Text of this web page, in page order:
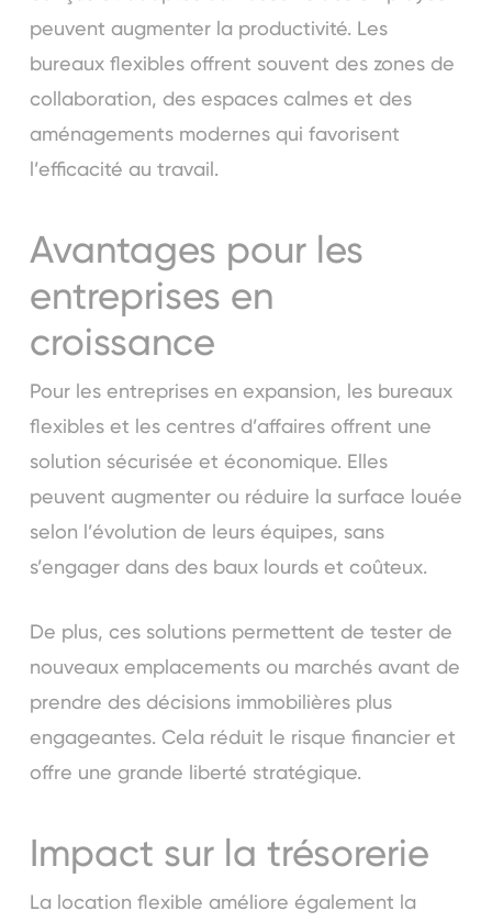
peuvent augmenter la productivité. Les
bureaux flexibles offrent souvent des zones de
collaboration, des espaces calmes et des
aménagements modernes qui favorisent
l’efficacité au travail.
Avantages pour les
entreprises en
croissance
Pour les entreprises en expansion, les bureaux
flexibles et les centres d’affaires offrent une
solution sécurisée et économique. Elles
peuvent augmenter ou réduire la surface louée
selon l’évolution de leurs équipes, sans
s’engager dans des baux lourds et coûteux.
De plus, ces solutions permettent de tester de
nouveaux emplacements ou marchés avant de
prendre des décisions immobilières plus
engageantes. Cela réduit le risque financier et
offre une grande liberté stratégique.
Impact sur la trésorerie
La location flexible améliore également la